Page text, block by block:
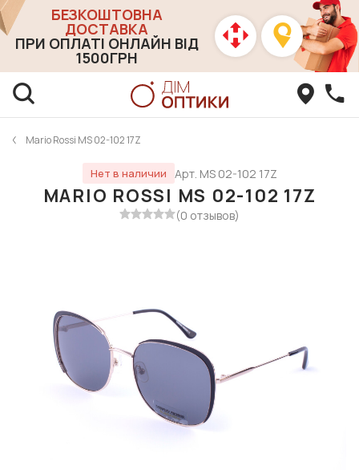
БЕЗКОШТОВНА
ДОСТАВКА
ПРИ ОПЛАТІ ОНЛАЙН ВІД
1500ГРН
Mario Rossi MS 02-102 17Z
Нет в наличии Арт. MS 02-102 17Z
MARIO ROSSI MS 02-102 17Z
(0 отзывов)